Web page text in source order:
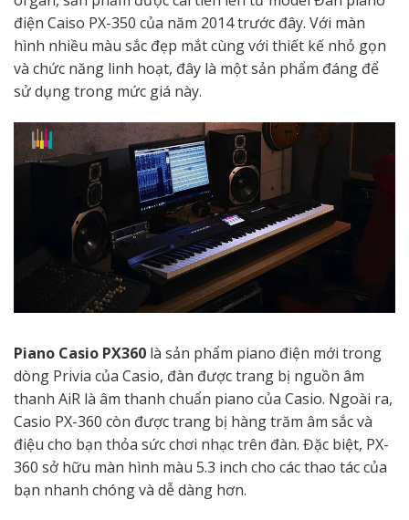
điện Caiso PX-350 của năm 2014 trước đây. Với màn
hình nhiều màu sắc đẹp mắt cùng với thiết kế nhỏ gọn
và chức năng linh hoạt, đây là một sản phẩm đáng để
sử dụng trong mức giá này.
Piano Casio PX360 là sản phẩm piano điện mới trong
dòng Privia của Casio, đàn được trang bị nguồn âm
thanh AiR là âm thanh chuẩn piano của Casio. Ngoài ra,
Casio PX-360 còn được trang bị hàng trăm âm sắc và
điệu cho bạn thỏa sức chơi nhạc trên đàn. Đặc biệt, PX-
360 sở hữu màn hình màu 5.3 inch cho các thao tác của
bạn nhanh chóng và dễ dàng hơn.